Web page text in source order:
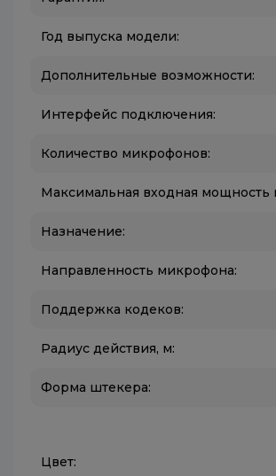
Год выпуска модели:
Дополнительные возможности:
Интерфейс подключения:
Количество микрофонов:
Максимальная входная мощность
Назначение:
Направленность микрофона:
Поддержка кодеков:
Радиус действия, м:
Форма штекера:
Цвет: